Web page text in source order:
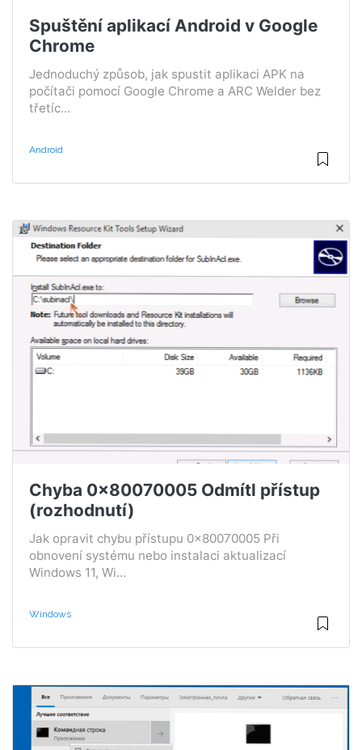
Spuštění aplikací Android v Google
Chrome
Jednoduchý způsob, jak spustit aplikaci APK na
počítači pomocí Google Chrome a ARC Welder bez
třetíc...
Android
Chyba 0x80070005 Odmítl přístup
(rozhodnutí)
Jak opravit chybu přístupu 0x80070005 Při
obnovení systému nebo instalaci aktualizací
Windows 11, Wi...
Windows